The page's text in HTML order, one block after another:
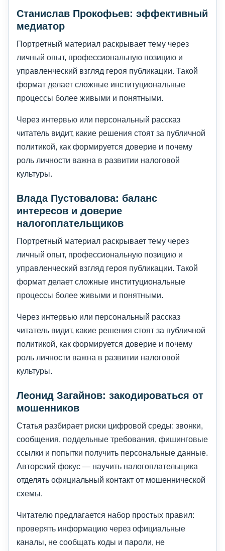
Станислав Прокофьев: эффективный
медиатор
Портретный материал раскрывает тему через
личный опыт, профессиональную позицию и
управленческий взгляд героя публикации. Такой
формат делает сложные институциональные
процессы более живыми и понятными.
Через интервью или персональный рассказ
читатель видит, какие решения стоят за публичной
политикой, как формируется доверие и почему
роль личности важна в развитии налоговой
культуры.
Влада Пустовалова: баланс
интересов и доверие
налогоплательщиков
Портретный материал раскрывает тему через
личный опыт, профессиональную позицию и
управленческий взгляд героя публикации. Такой
формат делает сложные институциональные
процессы более живыми и понятными.
Через интервью или персональный рассказ
читатель видит, какие решения стоят за публичной
политикой, как формируется доверие и почему
роль личности важна в развитии налоговой
культуры.
Леонид Загайнов: закодироваться от
мошенников
Статья разбирает риски цифровой среды: звонки,
сообщения, поддельные требования, фишинговые
ссылки и попытки получить персональные данные.
Авторский фокус — научить налогоплательщика
отделять официальный контакт от мошеннической
схемы.
Читателю предлагается набор простых правил:
проверять информацию через официальные
каналы, не сообщать коды и пароли, не